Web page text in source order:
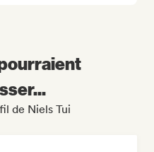
de Niels Tui